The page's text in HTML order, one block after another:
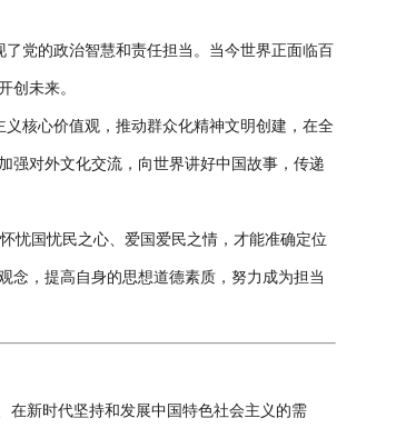
党的政治智慧和责任担当。当今世界正面临百
创未来。
核心价值观，推动群众化精神文明创建，在全
强对外文化交流，向世界讲好中国故事，传递
忧国忧民之心、爱国爱民之情，才能准确定位
念，提高自身的思想道德素质，努力成为担当
在新时代坚持和发展中国特色社会主义的需